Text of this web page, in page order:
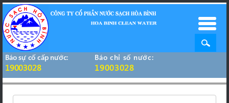
Báo sự cố cấp nước:
19003028
Báo chỉ số nước:
19003028